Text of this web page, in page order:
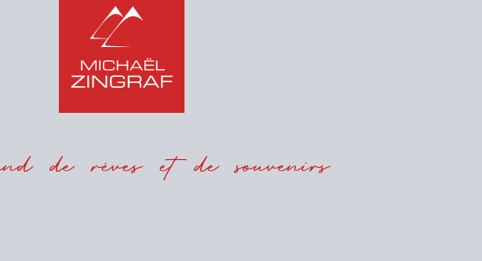
de rêves et de souvenirs